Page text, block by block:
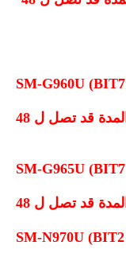
- SM-G960U
الحمايه السابعه وبسعر 400 كريدت والمدة قد تصل ل 48
- SM-G965U
الحمايه السابعه وبسعر 400 كريدت والمدة قد تصل ل 48
- SM-N970U